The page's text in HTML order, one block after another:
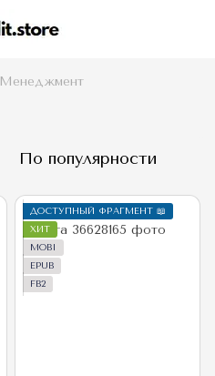
Менеджмент
По популярности
ДОСТУПНЫЙ ФРАГМЕНТ 📖
ХИТ
MOBI
EPUB
FB2